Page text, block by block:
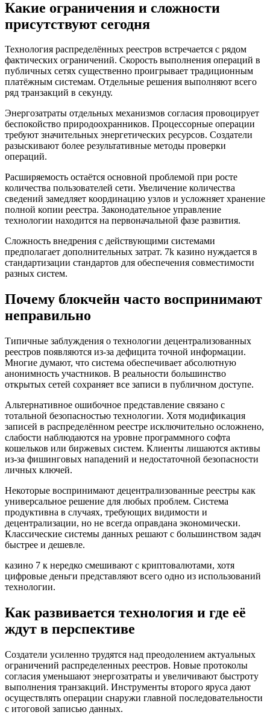
Какие ограничения и сложности
присутствуют сегодня
Технология распределённых реестров встречается с рядом
фактических ограничений. Скорость выполнения операций в
публичных сетях существенно проигрывает традиционным
платёжным системам. Отдельные решения выполняют всего
ряд транзакций в секунду.
Энергозатраты отдельных механизмов согласия провоцирует
беспокойство природоохранников. Процессорные операции
требуют значительных энергетических ресурсов. Создатели
разыскивают более результативные методы проверки
операций.
Расширяемость остаётся основной проблемой при росте
количества пользователей сети. Увеличение количества
сведений замедляет координацию узлов и усложняет хранение
полной копии реестра. Законодательное управление
технологии находится на первоначальной фазе развития.
Сложность внедрения с действующими системами
предполагает дополнительных затрат. 7k казино нуждается в
стандартизации стандартов для обеспечения совместимости
разных систем.
Почему блокчейн часто воспринимают
неправильно
Типичные заблуждения о технологии децентрализованных
реестров появляются из-за дефицита точной информации.
Многие думают, что система обеспечивает абсолютную
анонимность участников. В реальности большинство
открытых сетей сохраняет все записи в публичном доступе.
Альтернативное ошибочное представление связано с
тотальной безопасностью технологии. Хотя модификация
записей в распределённом реестре исключительно осложнено,
слабости наблюдаются на уровне программного софта
кошельков или биржевых систем. Клиенты лишаются активы
из-за фишинговых нападений и недостаточной безопасности
личных ключей.
Некоторые воспринимают децентрализованные реестры как
универсальное решение для любых проблем. Система
продуктивна в случаях, требующих видимости и
децентрализации, но не всегда оправдана экономически.
Классические системы данных решают с большинством задач
быстрее и дешевле.
казино 7 к нередко смешивают с криптовалютами, хотя
цифровые деньги представляют всего одно из использований
технологии.
Как развивается технология и где её
ждут в перспективе
Создатели усиленно трудятся над преодолением актуальных
ограничений распределенных реестров. Новые протоколы
согласия уменьшают энергозатраты и увеличивают быстроту
выполнения транзакций. Инструменты второго яруса дают
осуществлять операции снаружи главной последовательности
с итоговой записью данных.